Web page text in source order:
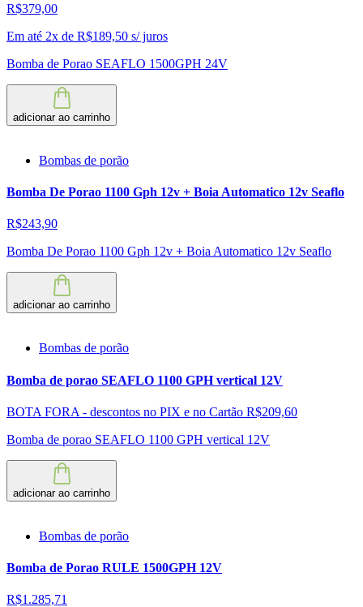
R$379,00
Em até 2x de R$189,50 s/ juros
Bomba de Porao SEAFLO 1500GPH 24V
adicionar ao carrinho
Bombas de porão
Bomba De Porao 1100 Gph 12v + Boia Automatico 12v Seaflo
R$243,90
Bomba De Porao 1100 Gph 12v + Boia Automatico 12v Seaflo
adicionar ao carrinho
Bombas de porão
Bomba de porao SEAFLO 1100 GPH vertical 12V
BOTA FORA - descontos no PIX e no Cartão R$209,60
Bomba de porao SEAFLO 1100 GPH vertical 12V
adicionar ao carrinho
Bombas de porão
Bomba de Porao RULE 1500GPH 12V
R$1.285,71